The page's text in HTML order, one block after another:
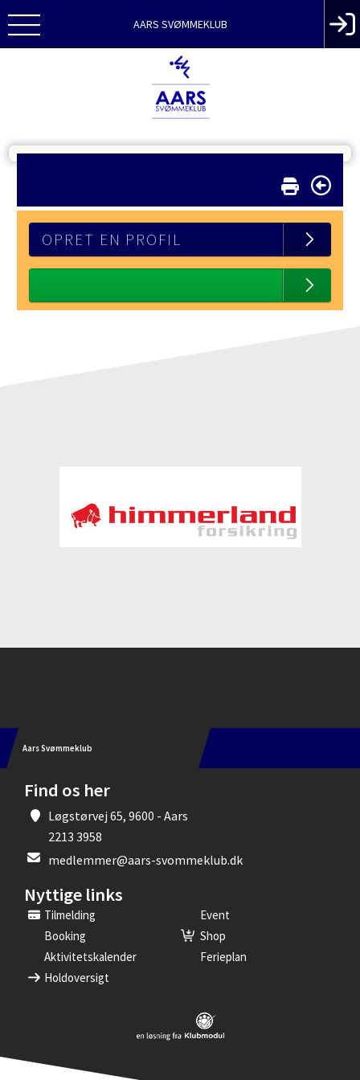
AARS SVØMMEKLUB
OPRET EN PROFIL
Aars Svømmeklub
Find os her
Løgstørvej 65, 9600 - Aars
2213 3958
medlemmer@aars-svommeklub.dk
Nyttige links
Tilmelding
Event
Booking
Shop
Aktivitetskalender
Ferieplan
Holdoversigt